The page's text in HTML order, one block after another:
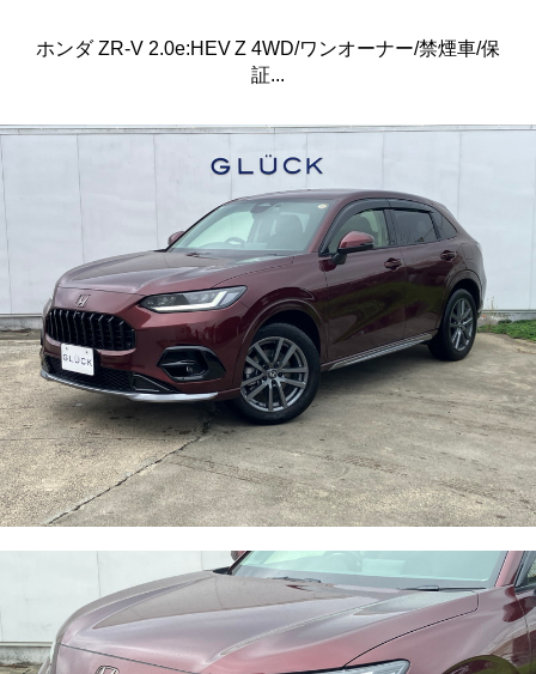
ホンダ ZR-V 2.0e:HEV Z 4WD/ワンオーナー/禁煙車/保
証...